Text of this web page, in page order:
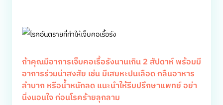
ถ้าคุณมีอาการเจ็บคอเรื้อรังนานเกิน 2 สัปดาห์ พร้อมมี
อาการร่วมน่าสงสัย เช่น มีเสมหะปนเลือด กลืนอาหาร
ลำบาก หรือน้ำหนักลด แนะนำให้รีบปรึกษาแพทย์ อย่า
นิ่งนอนใจ ก่อนโรคร้ายลุกลาม